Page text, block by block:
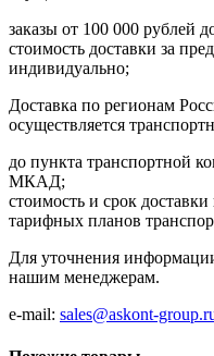
заказы от 100 000 рублей
cтоимость доставки за
индивидуально;
Доставка по регионам
осуществляется
до пункта транспортной
МКАД;
стоимость и срок
тарифных планов
Для уточнения
нашим менеджерам.
e-mail: sales@askont-